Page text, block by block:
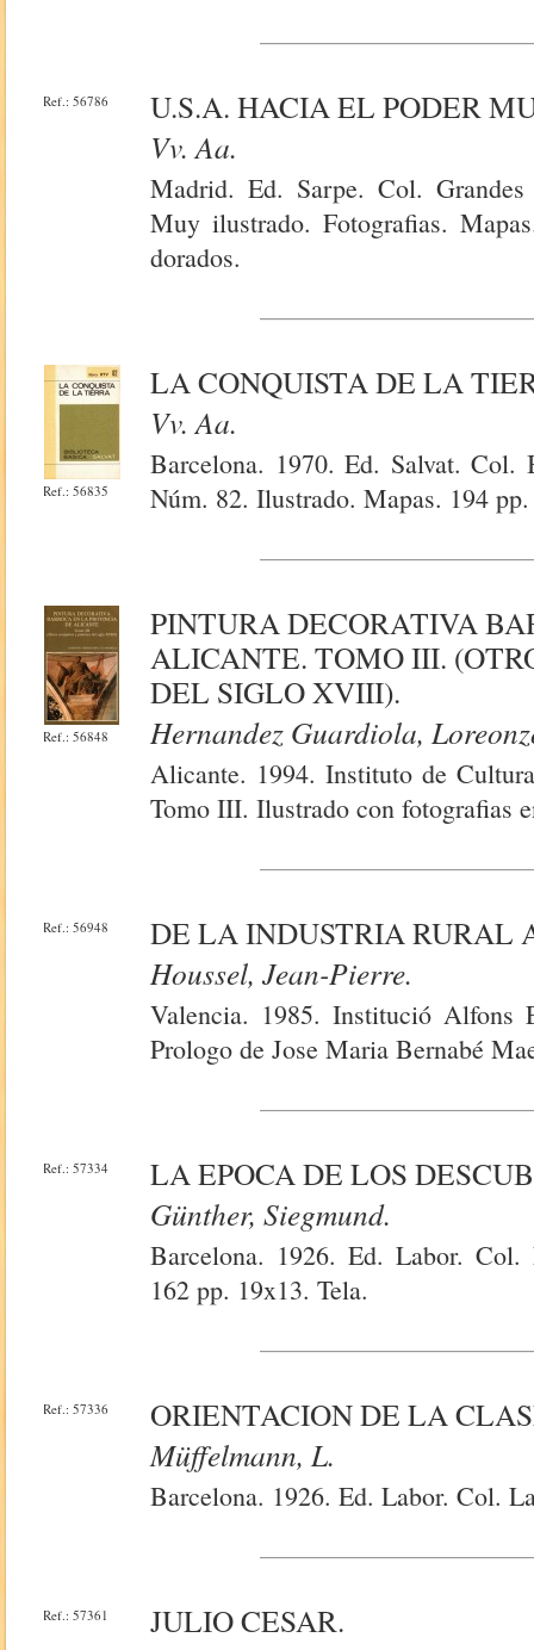
Ref.: 56786
U.S.A. HACIA EL PODER
Vv. Aa.
Madrid. Ed. Sarpe. Col.
Muy ilustrado. Fotografias.
dorados.
Ref.: 56835
LA CONQUISTA DE LA
Vv. Aa.
Barcelona. 1970. Ed. Salvat.
Núm. 82. Ilustrado. Mapas. 194
Ref.: 56848
PINTURA DECORATIVA
ALICANTE. TOMO III.
DEL SIGLO XVIII).
Hernandez Guardiola,
Alicante. 1994. Instituto de
Tomo III. Ilustrado con fotografias
Ref.: 56948
DE LA INDUSTRIA RURAL
Houssel, Jean-Pierre.
Valencia. 1985. Institució Alfons
Prologo de Jose Maria Bernabé
Ref.: 57334
LA EPOCA DE LOS
Günther, Siegmund.
Barcelona. 1926. Ed. Labor. Col.
162 pp. 19x13. Tela.
Ref.: 57336
ORIENTACION DE LA
Müffelmann, L.
Barcelona. 1926. Ed. Labor. Col.
Ref.: 57361
JULIO CESAR.